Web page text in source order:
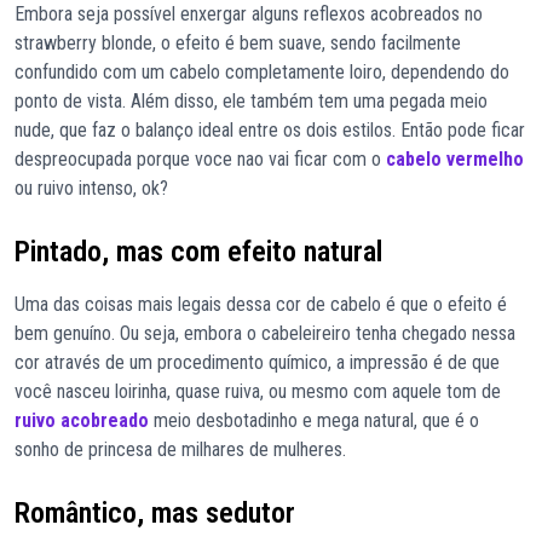
Embora seja possível enxergar alguns reflexos acobreados no
strawberry blonde, o efeito é bem suave, sendo facilmente
confundido com um cabelo completamente loiro, dependendo do
ponto de vista. Além disso, ele também tem uma pegada meio
nude, que faz o balanço ideal entre os dois estilos. Então pode ficar
despreocupada porque voce nao vai ficar com o cabelo vermelho
ou ruivo intenso, ok?
Pintado, mas com efeito natural
Uma das coisas mais legais dessa cor de cabelo é que o efeito é
bem genuíno. Ou seja, embora o cabeleireiro tenha chegado nessa
cor através de um procedimento químico, a impressão é de que
você nasceu loirinha, quase ruiva, ou mesmo com aquele tom de
ruivo acobreado meio desbotadinho e mega natural, que é o
sonho de princesa de milhares de mulheres.
Romântico, mas sedutor